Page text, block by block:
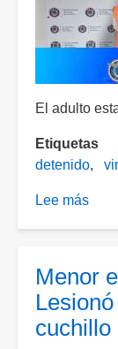
al
una
El adulto
Etiquetas
detenido
Lee más
la
Menor
cuchillo